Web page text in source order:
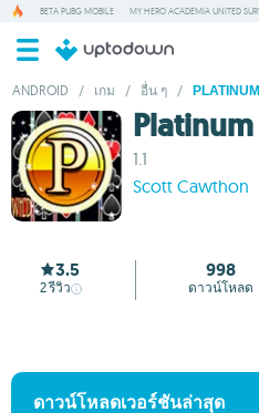
BETA PUBG MOBILE MY HERO ACADEMIA UNITED
ANDROID / เกม / อื่น ๆ /
1.1
Scott Cawthon
3.5
2รีวิว
998
ดาวน์โหลด
ดาวน์โหลดเวอร์ชันล่าสุด